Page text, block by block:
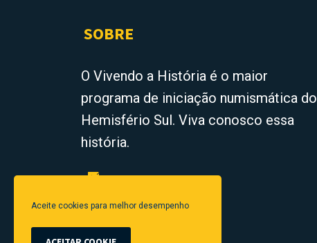
SOBRE
O Vivendo a História é o maior
programa de iniciação numismática do
Hemisfério Sul. Viva conosco essa
história.
Aceite cookies para melhor desempenho